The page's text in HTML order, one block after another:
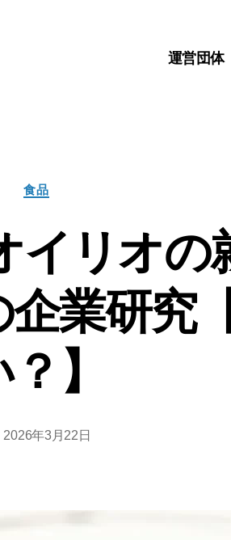
運営団体
カ
テ
ー
食品
イリオの
業研究
】
2026年3月22日